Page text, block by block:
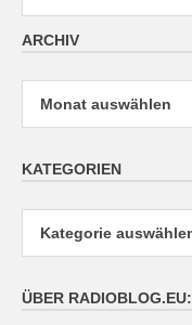
ARCHIV
Archiv
KATEGORIEN
ÜBER RADIOBLOG.EU: